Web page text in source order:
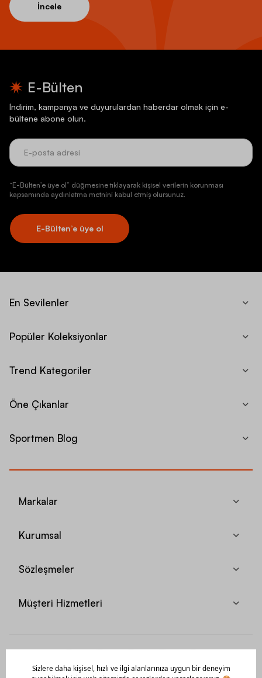
İncele
E-Bülten
İndirim, kampanya ve duyurulardan haberdar olmak için e-
bültene abone olun.
“E-Bülten’e üye ol” düğmesine tıklayarak kişisel verilerin korunması
kapsamında aydınlatma metnini kabul etmiş olursunuz.
E-Bülten’e üye ol
En Sevilenler
Popüler Koleksiyonlar
Trend Kategoriler
Öne Çıkanlar
Sportmen Blog
Markalar
Kurumsal
Sözleşmeler
Müşteri Hizmetleri